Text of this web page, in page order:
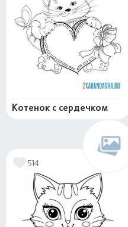
Котенок с сердечком
514